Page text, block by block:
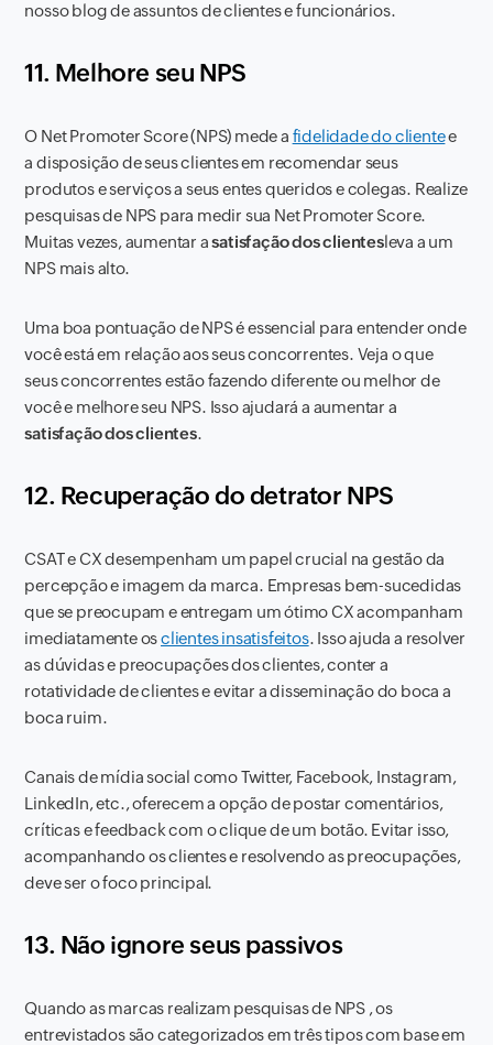
nosso blog de assuntos de clientes e funcionários.
11. Melhore seu NPS
O Net Promoter Score (NPS) mede a fidelidade do clientee
a disposição de seus clientes em recomendar seus
produtos e serviços a seus entes queridos e colegas. Realize
pesquisas de NPS para medir sua Net Promoter Score.
Muitas vezes, aumentar asatisfação dos clientesleva a um
NPS mais alto.
Uma boa pontuação de NPS é essencial para entender onde
você está em relação aos seus concorrentes. Veja o que
seus concorrentes estão fazendo diferente ou melhor de
você e melhore seu NPS. Isso ajudará a aumentar a
satisfação dos clientes.
12. Recuperação do detrator NPS
CSAT e CX desempenham um papel crucial na gestão da
percepção e imagem da marca. Empresas bem-sucedidas
que se preocupam e entregam um ótimo CX acompanham
imediatamente osclientes insatisfeitos. Isso ajuda a resolver
as dúvidas e preocupações dos clientes, conter a
rotatividade de clientes e evitar a disseminação do boca a
boca ruim.
Canais de mídia social como Twitter, Facebook, Instagram,
LinkedIn, etc., oferecem a opção de postar comentários,
críticas e feedback com o clique de um botão. Evitar isso,
acompanhando os clientes e resolvendo as preocupações,
deve ser o foco principal.
13. Não ignore seus passivos
Quando as marcas realizam pesquisas de NPS , os
entrevistados são categorizados em três tipos com base em